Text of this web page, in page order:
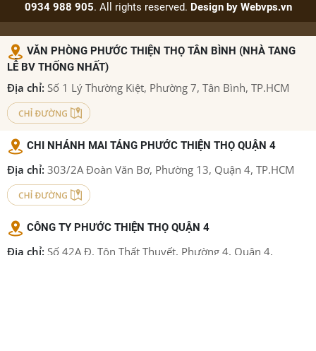
0934 988 905. All rights reserved. Design by Webvps.vn
VĂN PHÒNG PHƯỚC THIỆN THỌ TÂN BÌNH (NHÀ TANG
LỄ BV THỐNG NHẤT)
Địa chỉ: Số 1 Lý Thường Kiệt, Phường 7, Tân Bình, TP.HCM
CHI NHÁNH MAI TÁNG PHƯỚC THIỆN THỌ QUẬN 4
Địa chỉ: 303/2A Đoàn Văn Bơ, Phường 13, Quận 4, TP.HCM
CÔNG TY PHƯỚC THIỆN THỌ QUẬN 4
Địa chỉ: Số 42A Đ. Tôn Thất Thuyết, Phường 4, Quận 4,